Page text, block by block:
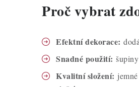
Proč vybrat
Efektní dekorace:
Snadné použití:
Kvalitní složení: